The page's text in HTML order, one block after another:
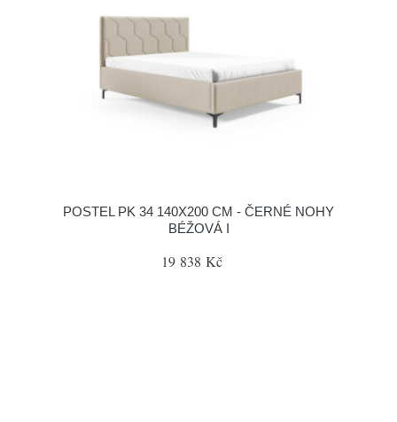
POSTEL PK 34 140X200 CM - ČERNÉ NOHY
BÉŽOVÁ I
19 838 Kč